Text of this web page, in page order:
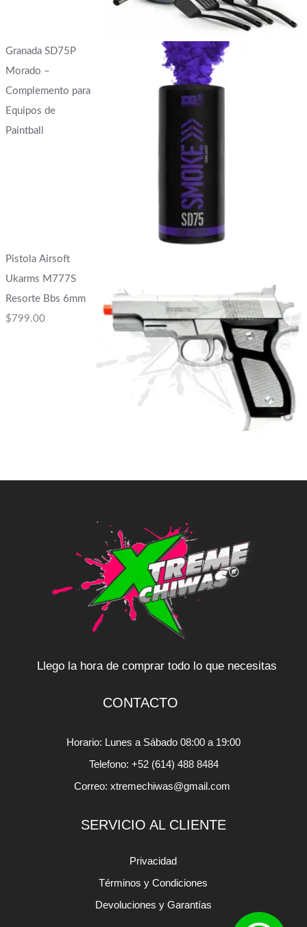
Granada SD75P
Morado –
Complemento para
Equipos de
Paintball
Pistola Airsoft
Ukarms M777S
Resorte Bbs 6mm
$ 799.00
Llego la hora de comprar todo lo que necesitas
CONTACTO
Horario: Lunes a Sábado 08:00 a 19:00
Telefono: +52 (614) 488 8484
Correo: xtremechiwas@gmail.com
SERVICIO AL CLIENTE
Privacidad
Términos y Condiciones
Devoluciones y Garantías